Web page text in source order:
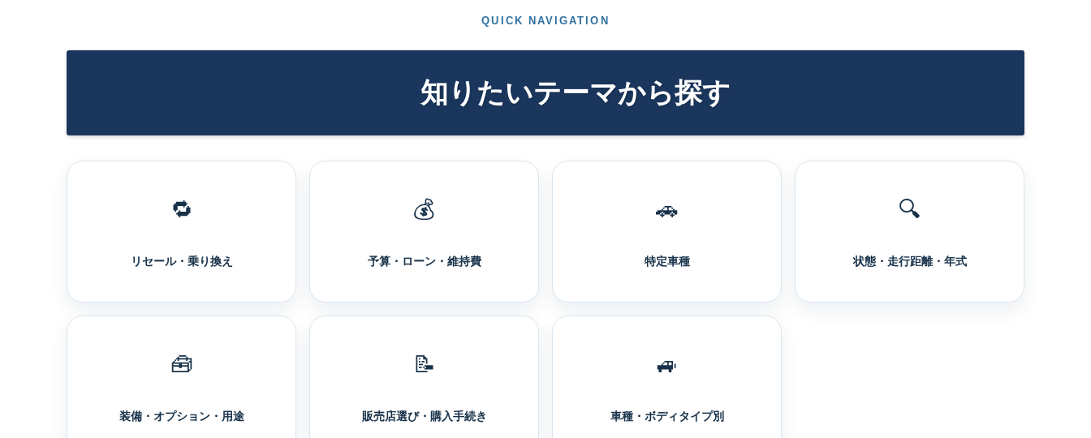
QUICK NAVIGATION
知りたいテーマから探す
🔁
リセール・乗り換え
💰
予算・ローン・維持費
🚗
特定車種
🔍
状態・走行距離・年式
🧰
装備・オプション・用途
📝
販売店選び・購入手続き
🚙
車種・ボディタイプ別